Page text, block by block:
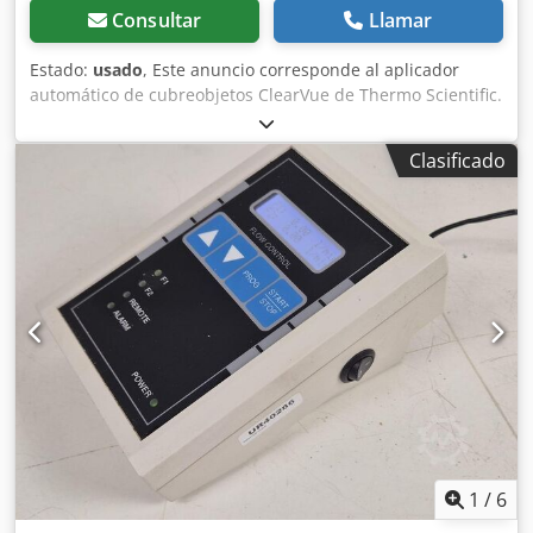
Consultar Llamar
Estado: usado, Este anuncio corresponde al aplicador
automático de cubreobjetos ClearVue de Thermo Scientific.
Los equipos están en perfecto estado de funcionamiento y
listos para ser utilizados de inmediato. El aplicador
automático de cubreobjetos ClearVue de Thermo Scientific
es un sistema automatizado de alto rendimiento diseñado
para optimizar la preparación de portaobjetos en
laboratorios de patología e histología. Está diseñado para
ofrecer resultados de alta calidad y consistentes con una
intervención manual mínima. Características y
rendimiento principales: * Alto rendimiento: el sistema
puede procesar hasta 250 portaobjetos por hora. Puede
manejar hasta 11 cestas de portaobjetos simultáneamente
mediante un sistema de carga bajo demanda. *
Reconocimiento de muestras: el sistema identifica
automáticamente el tipo de preparación del portaobjetos
(histología frente a citología) y ajusta el volumen del medio
de montaje. * Compatibilidad con colorantes: es
compatible con diversos colorantes para portaobjetos,
Clasificado
1 / 6